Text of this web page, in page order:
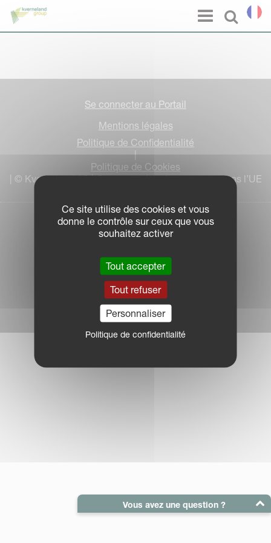
Select
Menu
Se connecter au Portail
Mentions légales
Politique de Confidentialité
|
Politique de Cookies
| © Kverneland AS | ® = protection des marques dans l’UE
Vous avez une question ?
Panneau de gestion des cookies
Ce site utilise des cookies et vous
donne le contrôle sur ceux que vous
souhaitez activer
Tout accepter
Tout refuser
Personnaliser
Politique de confidentialité